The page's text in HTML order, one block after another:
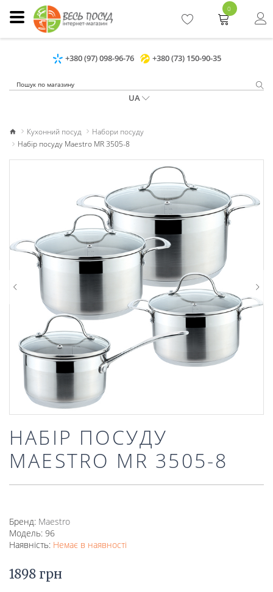
+380 (97) 098-96-76 +380 (73) 150-90-35
UA
0
Кухонний посуд
Набори посуду
Набір посуду Maestro MR 3505-8
НАБІР ПОСУДУ
MAESTRO MR 3505-8
Бренд: Mаеstro
Модель: 96
Наявність: Немає в наявності
1898 грн